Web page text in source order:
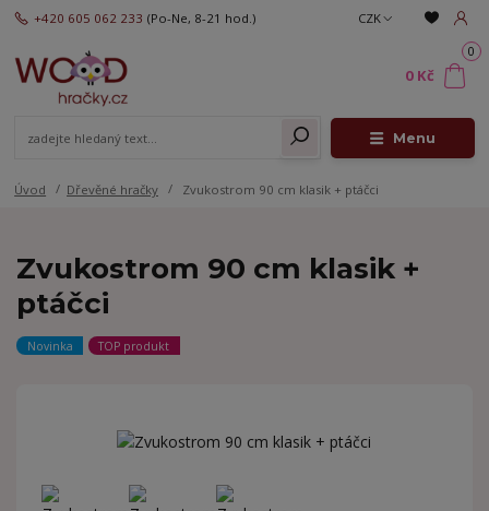
Menu
CZK
+420 605 062 233 (Po-Ne, 8-21 hod.)
0
0 Kč
Úvod Dřevěné hračky Zvukostrom 90 cm klasik + ptáčci
Zvukostrom 90 cm klasik +
ptáčci
Novinka TOP produkt